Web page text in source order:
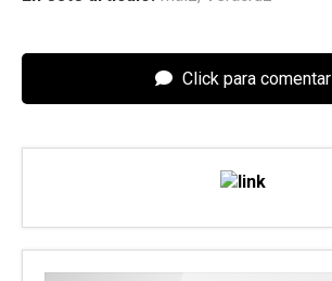
Click para comentar